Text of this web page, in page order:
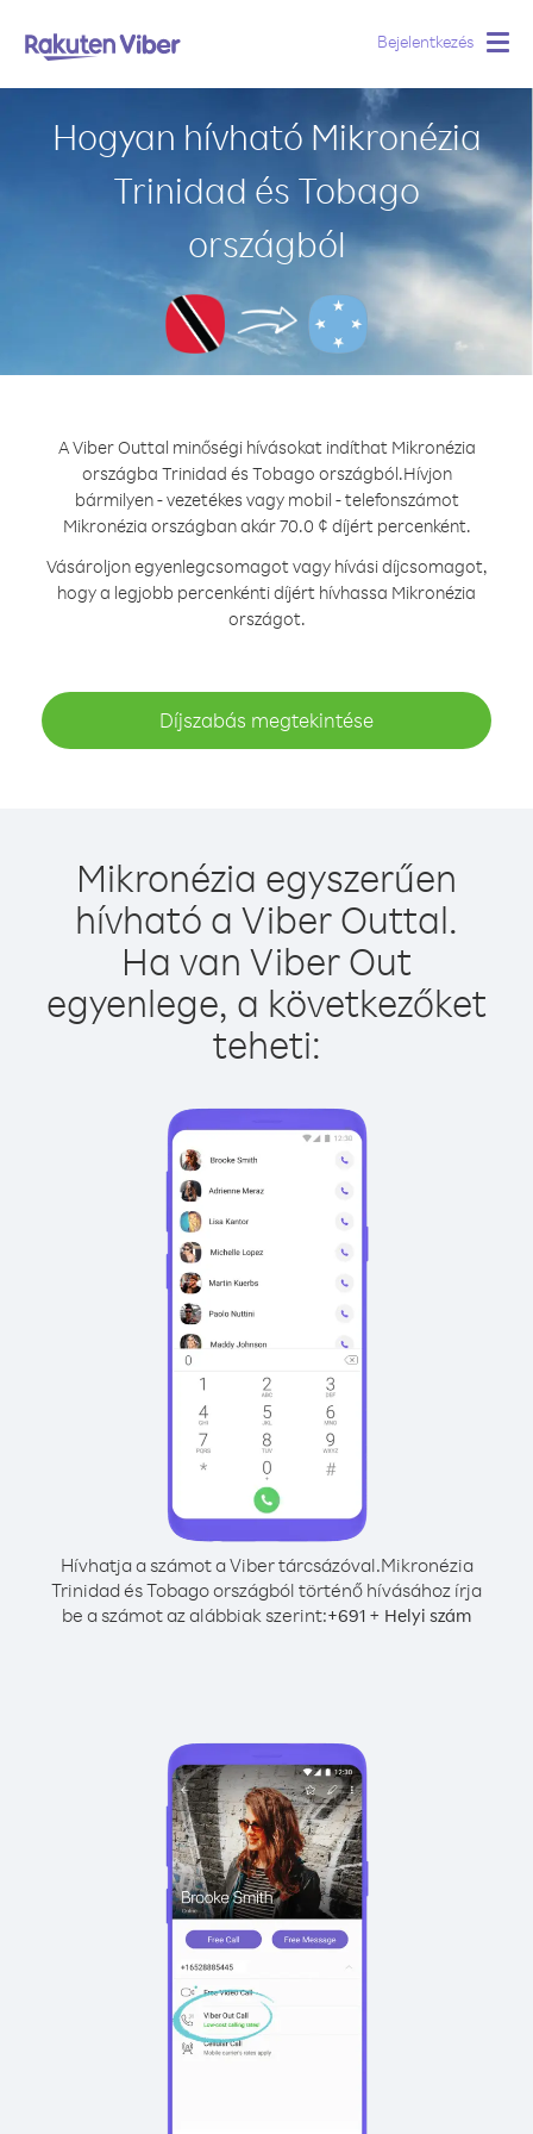
Bejelentkezés
Hogyan hívható Mikronézia
Trinidad és Tobago
országból
A Viber Outtal minőségi hívásokat indíthat Mikronézia
országba Trinidad és Tobago országból.Hívjon
bármilyen - vezetékes vagy mobil - telefonszámot
Mikronézia országban akár 70.0 ¢ díjért percenként.
Vásároljon egyenlegcsomagot vagy hívási díjcsomagot,
hogy a legjobb percenkénti díjért hívhassa Mikronézia
országot.
Díjszabás megtekintése
Mikronézia egyszerűen
hívható a Viber Outtal.
Ha van Viber Out
egyenlege, a következőket
teheti:
Hívhatja a számot a Viber tárcsázóval.Mikronézia
Trinidad és Tobago országból történő hívásához írja
be a számot az alábbiak szerint:+691 + Helyi szám